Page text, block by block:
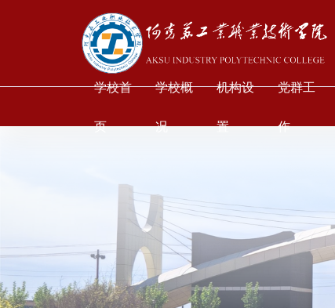
学校首
页
学校概
况
机构设
置
党群工
作